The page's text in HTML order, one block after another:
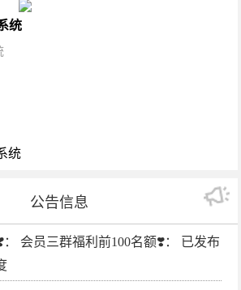
统
统
公告信息
会员三群福利前100名额❣️： 已发布